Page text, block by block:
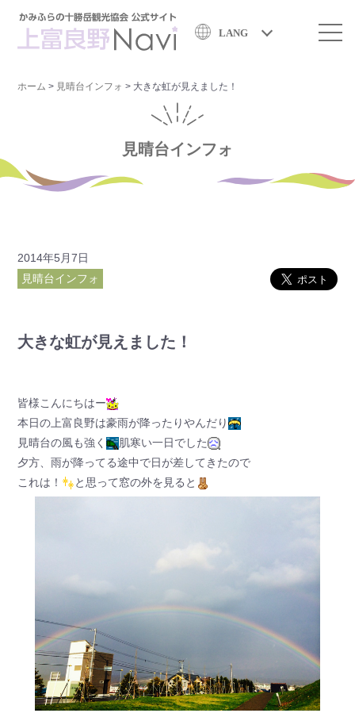
LANG
ホーム > 見晴台インフォ > 大きな虹が見えました！
見晴台インフォ
2014年5月7日
見晴台インフォ
大きな虹が見えました！
皆様こんにちはー
本日の上富良野は豪雨が降ったりやんだり
見晴台の風も強く
肌寒い一日でした
夕方、雨が降ってる途中で日が差してきたので
これは！
と思って窓の外を見ると